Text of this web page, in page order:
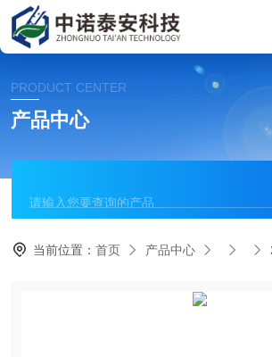
PRODUCT CENTER
产品中心
当前位置：首页 产品中心